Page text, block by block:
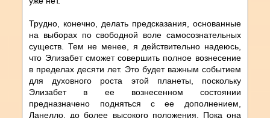
Трудно, конечно, делать предсказания, основанные
на выборах по свободной воле самосознательных
существ. Тем не менее, я действительно надеюсь,
что Элизабет сможет совершить полное вознесение
в пределах десяти лет. Это будет важным событием
для духовного роста этой планеты, поскольку
Элизабет в ее вознесенном состоянии
предназначено подняться с ее дополнением,
Ланелло, до более высокого положения. Пока она